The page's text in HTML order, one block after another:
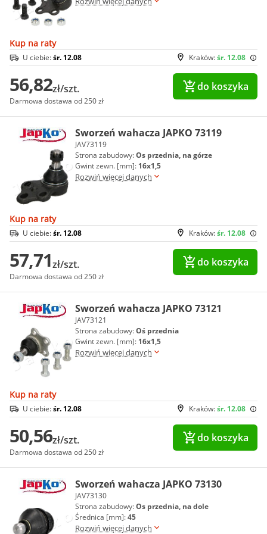
Kup na raty
Kraków:śr. 12.08
U ciebie:śr. 12.08
56,82zł/szt.
Darmowa dostawa od 250 zł
do koszyka
Sworzeń wahacza JAPKO 73119
JAV73119
Strona zabudowy:Os przednia, na górze
Gwint zewn. [mm]: 16x1,5
Rozwiń więcej danych
Kup na raty
Kraków:śr. 12.08
U ciebie:śr. 12.08
57,71zł/szt.
Darmowa dostawa od 250 zł
do koszyka
Sworzeń wahacza JAPKO 73121
JAV73121
Strona zabudowy:Oś przednia
Gwint zewn. [mm]: 16x1,5
Rozwiń więcej danych
Kup na raty
Kraków:śr. 12.08
U ciebie:śr. 12.08
50,56zł/szt.
Darmowa dostawa od 250 zł
do koszyka
Sworzeń wahacza JAPKO 73130
JAV73130
Strona zabudowy:Os przednia, na dole
Średnica [mm]:45
Rozwiń więcej danych